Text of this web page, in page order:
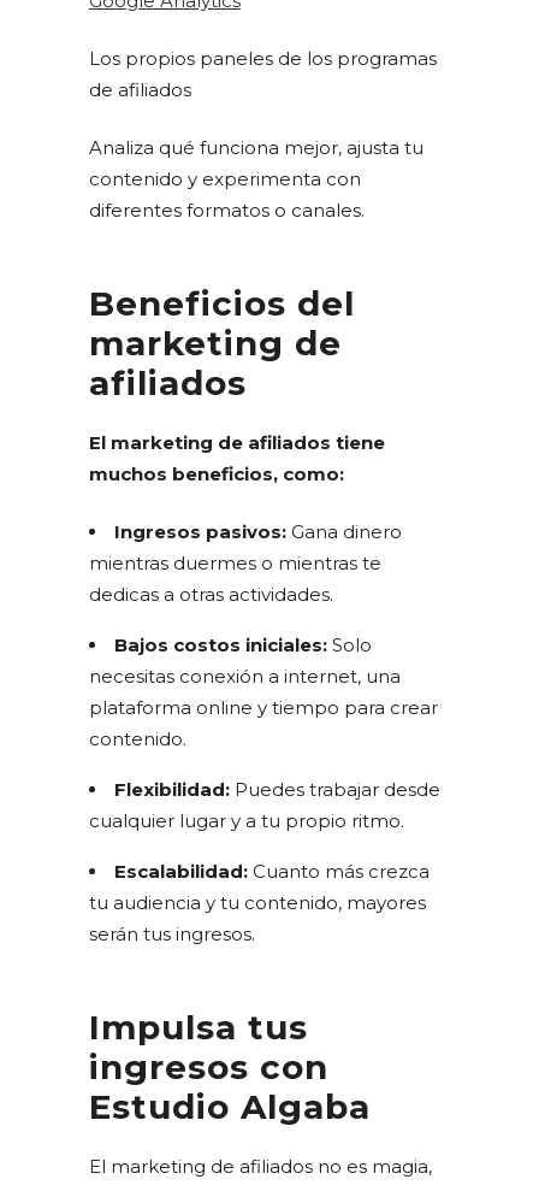
Los propios paneles de los programas
de afiliados
Analiza qué funciona mejor, ajusta tu
contenido y experimenta con
diferentes formatos o canales.
Beneficios del
marketing de
afiliados
El marketing de afiliados tiene
muchos beneficios, como:
Ingresos pasivos: Gana dinero
mientras duermes o mientras te
dedicas a otras actividades.
Bajos costos iniciales: Solo
necesitas conexión a internet, una
plataforma online y tiempo para crear
contenido.
Flexibilidad: Puedes trabajar desde
cualquier lugar y a tu propio ritmo.
Escalabilidad: Cuanto más crezca
tu audiencia y tu contenido, mayores
serán tus ingresos.
Impulsa tus
ingresos con
Estudio Algaba
El marketing de afiliados no es magia,